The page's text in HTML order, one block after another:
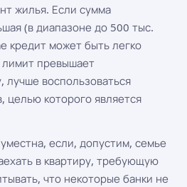
жилья. Если сумма
(в диапазоне до 500 тыс.
кредит может быть легко
превышает
лучше воспользоваться
целью которого является
если, допустим, семье
в квартиру, требующую
что некоторые банки не